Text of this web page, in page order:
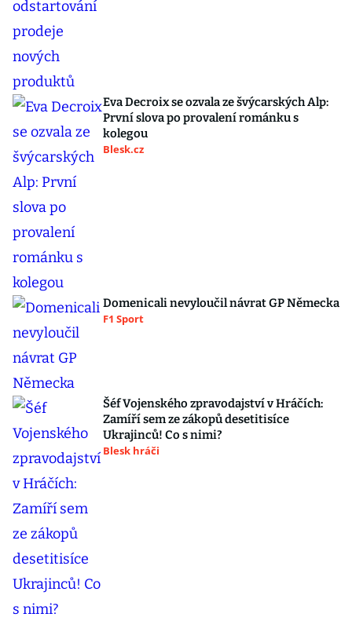
Eva Decroix se ozvala ze švýcarských Alp:
První slova po provalení románku s
kolegou
Blesk.cz
Domenicali nevyloučil návrat GP Německa
F1 Sport
Šéf Vojenského zpravodajství v Hráčích:
Zamíří sem ze zákopů desetitisíce
Ukrajinců! Co s nimi?
Blesk hráči